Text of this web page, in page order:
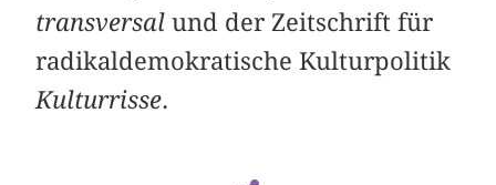
transversalund der Zeitschrift für
radikaldemokratische Kulturpolitik
Kulturrisse.